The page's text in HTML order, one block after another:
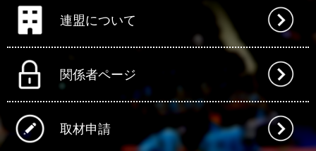
連盟について
関係者ページ
取材申請